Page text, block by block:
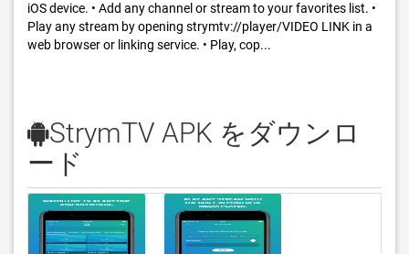
iOS device. • Add any channel or stream to your favorites list. •
Play any stream by opening strymtv://player/VIDEO LINK in a
web browser or linking service. • Play, cop...
StrymTV APK をダウンロ
ード